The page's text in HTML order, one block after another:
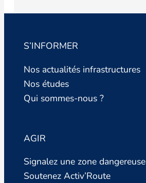
S’INFORMER
Nos actualités infrastructures
Nos études
Qui sommes-nous ?
AGIR
Signalez une zone dangereuse
Soutenez Activ’Route